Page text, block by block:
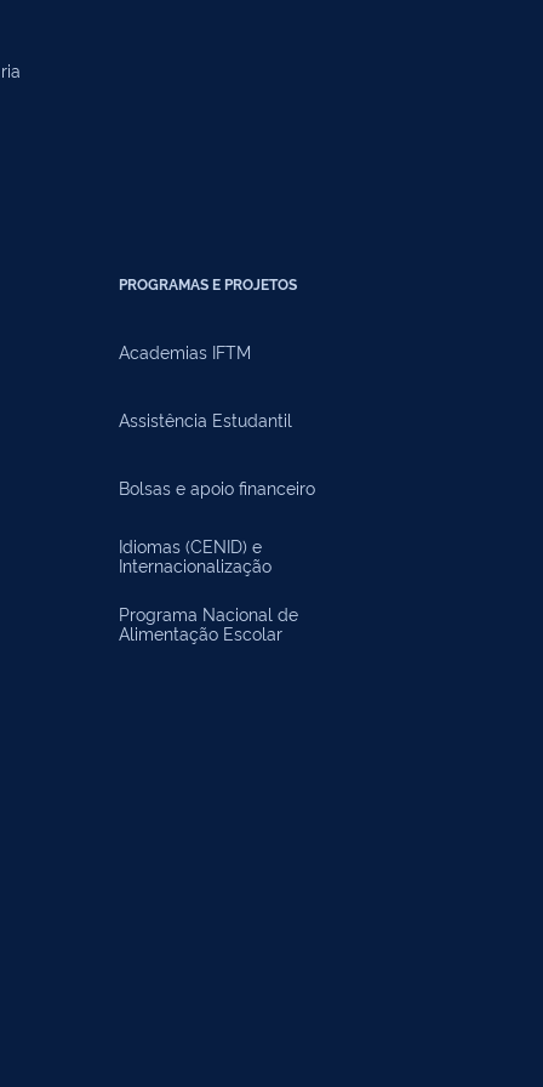
PROGRAMAS E PROJETOS
Academias IFTM
Assistência Estudantil
Bolsas e apoio financeiro
Idiomas (CENID) e
Internacionalização
Programa Nacional de
Alimentação Escolar